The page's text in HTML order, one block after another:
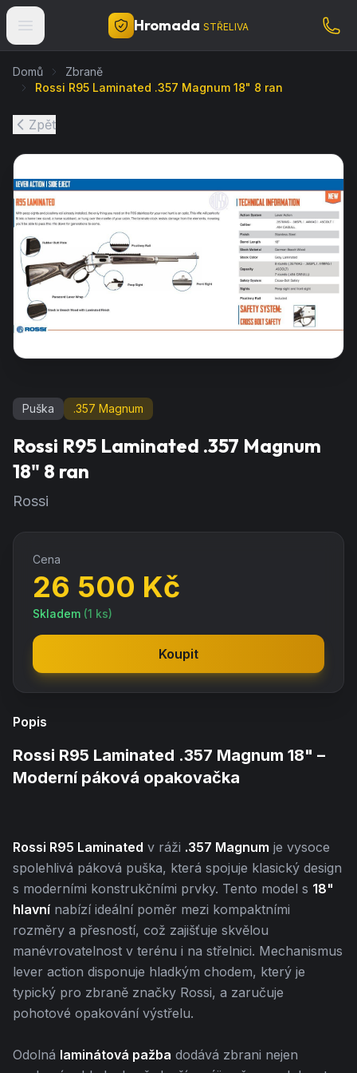
Hromada STŘELIVA
Domů
Zbraně
Rossi R95 Laminated .357 Magnum 18" 8 ran
Zpět
Puška .357 Magnum
Rossi R95 Laminated .357 Magnum
18" 8 ran
Rossi
Cena
26 500 Kč
Skladem (1 ks)
Koupit
Popis
Rossi R95 Laminated .357 Magnum 18" –
Moderní páková opakovačka
Rossi R95 Laminated v ráži .357 Magnum je vysoce
spolehlivá páková puška, která spojuje klasický design
s moderními konstrukčními prvky. Tento model s 18"
hlavní nabízí ideální poměr mezi kompaktními
rozměry a přesností, což zajišťuje skvělou
manévrovatelnost v terénu i na střelnici. Mechanismus
lever action disponuje hladkým chodem, který je
typický pro zbraně značky Rossi, a zaručuje
pohotové opakování výstřelu.
Odolná laminátová pažba dodává zbrani nejen